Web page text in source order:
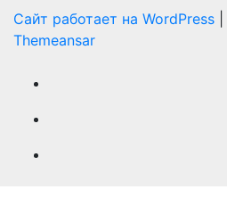
Сайт работает на WordPress
Themeansar